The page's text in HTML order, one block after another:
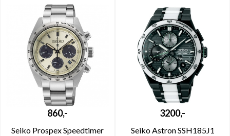
860,-
Seiko Prospex Speedtimer
3200,-
Seiko Astron SSH185J1